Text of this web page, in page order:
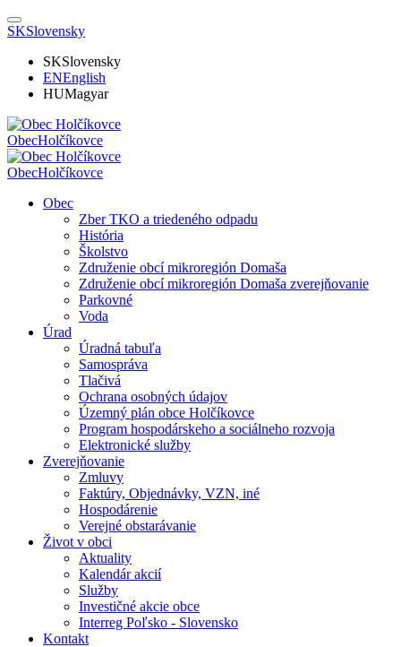
SKSlovensky
SKSlovensky
ENEnglish
HUMagyar
ObecHolčíkovce
ObecHolčíkovce
Obec
Zber TKO a triedeného odpadu
História
Školstvo
Združenie obcí mikroregión Domaša
Združenie obcí mikroregión Domaša zverejňovanie
Parkovné
Voda
Úrad
Úradná tabuľa
Samospráva
Tlačivá
Ochrana osobných údajov
Územný plán obce Holčíkovce
Program hospodárskeho a sociálneho rozvoja
Elektronické služby
Zverejňovanie
Zmluvy
Faktúry, Objednávky, VZN, iné
Hospodárenie
Verejné obstarávanie
Život v obci
Aktuality
Kalendár akcií
Služby
Investičné akcie obce
Interreg Poľsko - Slovensko
Kontakt